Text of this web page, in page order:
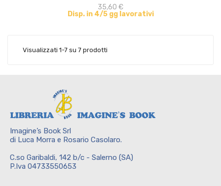
35,60 €
Disp. in 4/5 gg lavorativi
Visualizzati 1-7 su 7 prodotti
Imagine’s Book Srl
di Luca Morra e Rosario Casolaro.
C.so Garibaldi, 142 b/c - Salerno (SA)
P.Iva 04733550653